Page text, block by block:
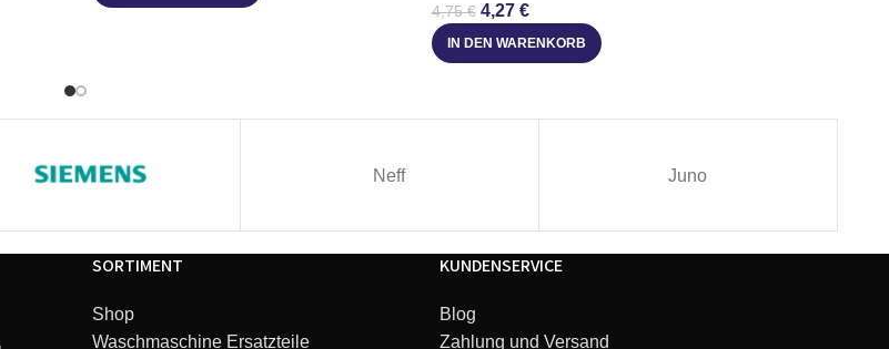
4,75€ 4,27 €
IN DEN WARENKORB
Neff Juno
SORTIMENT
Shop
Waschmaschine Ersatzteile
KUNDENSERVICE
Blog
Zahlung und Versand